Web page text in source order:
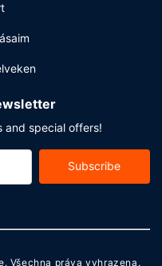
and special offers!
Subscribe
. Všechna práva vyhrazena.